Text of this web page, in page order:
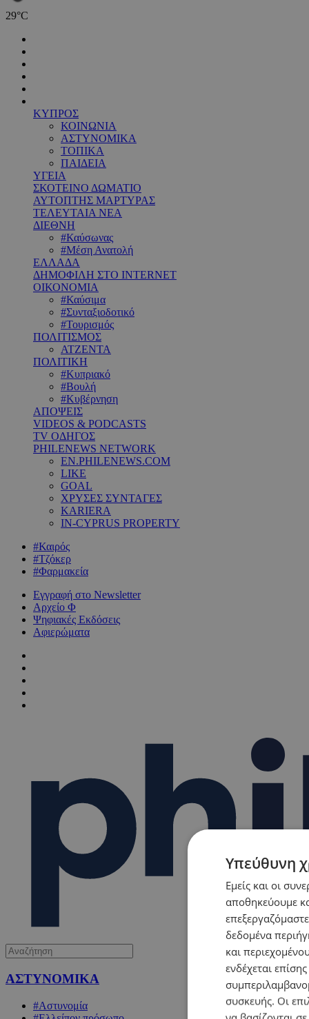
29°C
ΚΥΠΡΟΣ
ΚΟΙΝΩΝΙΑ
ΑΣΤΥΝΟΜΙΚΑ
ΤΟΠΙΚΑ
ΠΑΙΔΕΙΑ
ΥΓΕΙΑ
ΣΚΟΤΕΙΝΟ ΔΩΜΑΤΙΟ
ΑΥΤΟΠΤΗΣ ΜΑΡΤΥΡΑΣ
ΤΕΛΕΥΤΑΙΑ ΝΕΑ
ΔΙΕΘΝΗ
#Καύσωνας
#Μέση Ανατολή
ΕΛΛΑΔΑ
ΔΗΜΟΦΙΛΗ ΣΤΟ INTERNET
ΟΙΚΟΝΟΜΙΑ
#Καύσιμα
#Συνταξιοδοτικό
#Τουρισμός
ΠΟΛΙΤΙΣΜΟΣ
ΑΤΖΕΝΤΑ
ΠΟΛΙΤΙΚΗ
#Κυπριακό
#Βουλή
#Κυβέρνηση
ΑΠΟΨΕΙΣ
VIDEOS & PODCASTS
TV ΟΔΗΓΟΣ
PHILENEWS NETWORK
EN.PHILENEWS.COM
LIKE
GOAL
ΧΡΥΣΕΣ ΣΥΝΤΑΓΕΣ
KARIERA
IN-CYPRUS PROPERTY
#Καιρός
#Τζόκερ
#Φαρμακεία
Εγγραφή στο Newsletter
Αρχείο Φ
Ψηφιακές Εκδόσεις
Αφιερώματα
ΑΣΤΥΝΟΜΙΚΑ
#Αστυνομία
Υπεύθυνη
Εμείς και οι
αποθηκεύουμε
δεδομένα
και
ενδέχεται
συσκευής. Οι